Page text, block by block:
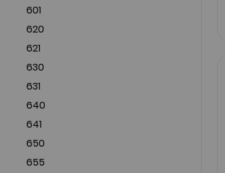
601
620
621
630
631
640
641
650
655